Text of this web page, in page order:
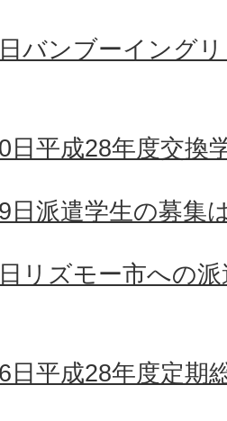
バンブーイング
日平成28年度交換
日派遣学生の募集
リズモー市への
日平成28年度定期